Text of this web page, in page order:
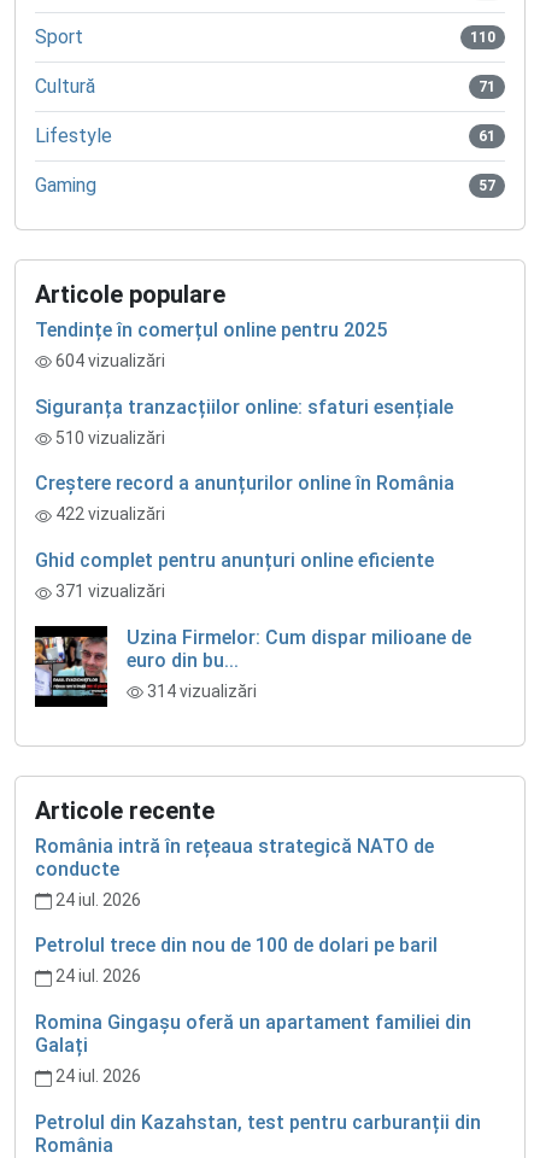
Sport 110
Cultură 71
Lifestyle 61
Gaming 57
Articole populare
Tendințe în comerțul online pentru 2025
604 vizualizări
Siguranța tranzacțiilor online: sfaturi esențiale
510 vizualizări
Creștere record a anunțurilor online în România
422 vizualizări
Ghid complet pentru anunțuri online eficiente
371 vizualizări
Uzina Firmelor: Cum dispar milioane de
euro din bu...
314 vizualizări
Articole recente
România intră în rețeaua strategică NATO de
conducte
24 iul. 2026
Petrolul trece din nou de 100 de dolari pe baril
24 iul. 2026
Romina Gingașu oferă un apartament familiei din
Galați
24 iul. 2026
Petrolul din Kazahstan, test pentru carburanții din
România